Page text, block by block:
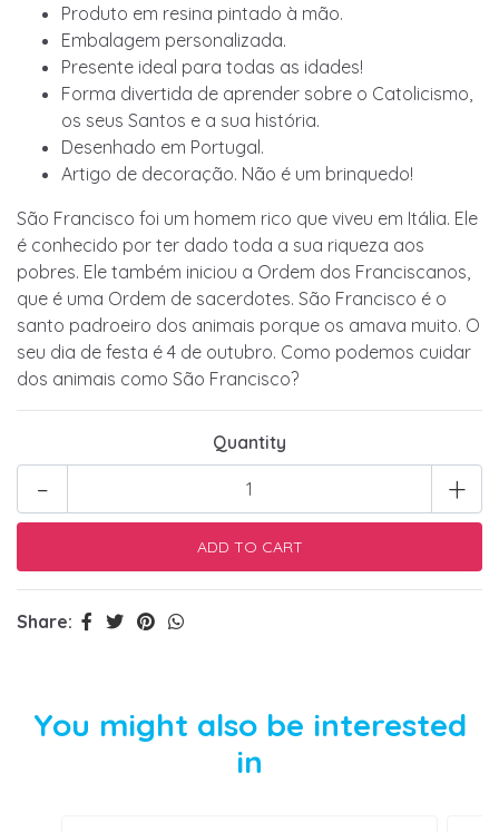
Produto em resina pintado à mão.
Embalagem personalizada.
Presente ideal para todas as idades!
Forma divertida de aprender sobre o Catolicismo,
os seus Santos e a sua história.
Desenhado em Portugal.
Artigo de decoração. Não é um brinquedo!
São Francisco foi um homem rico que viveu em Itália. Ele
é conhecido por ter dado toda a sua riqueza aos
pobres. Ele também iniciou a Ordem dos Franciscanos,
que é uma Ordem de sacerdotes. São Francisco é o
santo padroeiro dos animais porque os amava muito. O
seu dia de festa é 4 de outubro. Como podemos cuidar
dos animais como São Francisco?
Quantity
+
-
Share:
You might also be interested
in